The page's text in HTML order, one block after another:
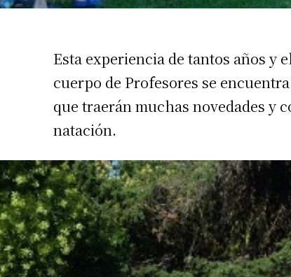
Esta experiencia de tantos años y
cuerpo de Profesores se
que traerán muchas novedades y
natación.